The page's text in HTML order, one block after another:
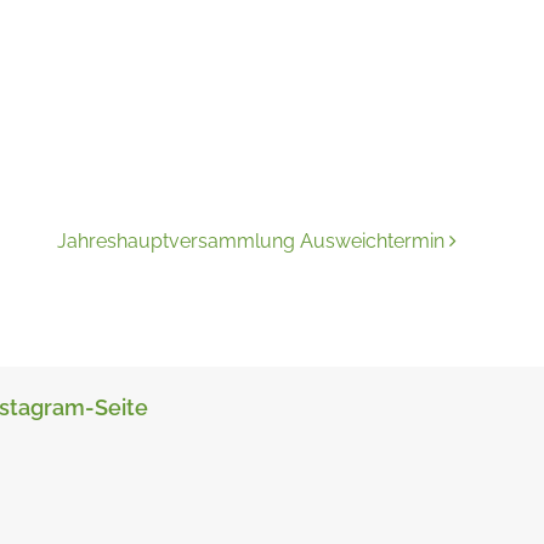
Jahreshauptversammlung Ausweichtermin
Seite